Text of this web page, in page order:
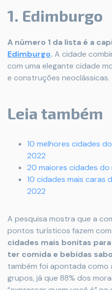
1. Edimburgo
A número 1 da lista é a
Edimburgo. A cidade
com uma elegante cidade
e construções neoclássicas.
Leia também
10 melhores cidades
2022
20 maiores cidades do
10 cidades mais caras
2022
A pesquisa mostra que a
pontos turísticos fazem com
cidades mais bonitas
ter comida e bebidas
também foi apontada
grupos, já que 88% dos